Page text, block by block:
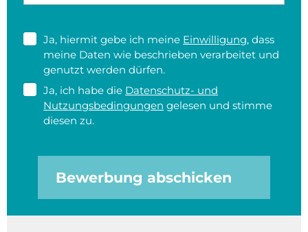
Ja, hiermit gebe ich meine Einwilligung, dass
meine Daten wie beschrieben verarbeitet und
genutzt werden dürfen.
Ja, ich habe die Datenschutz- und
Nutzungsbedingungen gelesen und stimme
diesen zu.
Bewerbung abschicken